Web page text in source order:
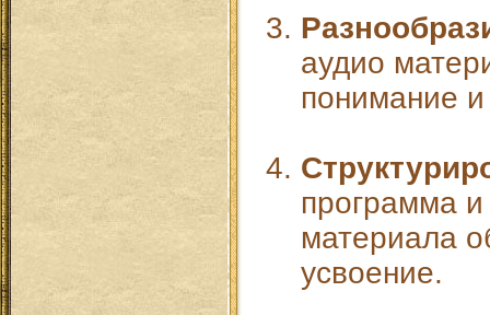
аудио
понимание
программа и
материала
усвоение.